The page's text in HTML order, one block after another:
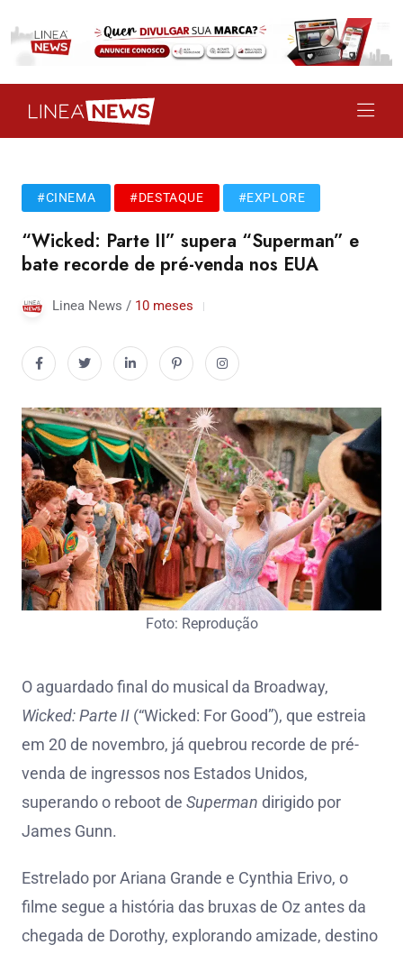
#CINEMA #DESTAQUE #EXPLORE
“Wicked: Parte II” supera “Superman” e
bate recorde de pré-venda nos EUA
Linea News / 10 meses
Foto: Reprodução
O aguardado final do musical da Broadway,
Wicked: Parte II (“Wicked: For Good”), que estreia
em 20 de novembro, já quebrou recorde de pré-
venda de ingressos nos Estados Unidos,
superando o reboot de Superman dirigido por
James Gunn.
Estrelado por Ariana Grande e Cynthia Erivo, o
filme segue a história das bruxas de Oz antes da
chegada de Dorothy, explorando amizade, destino